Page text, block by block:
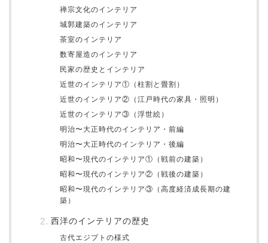
禅宗文化のインテリア
城郭建築のインテリア
茶室のインテリア
数寄屋造のインテリア
民家の歴史とインテリア
近世のインテリア①（柱割と畳割）
近世のインテリア②（江戸時代の家具・照明）
近世のインテリア③（浮世絵）
明治〜大正時代のインテリア・前編
明治〜大正時代のインテリア・後編
昭和〜現代のインテリア①（戦前の建築）
昭和〜現代のインテリア②（戦後の建築）
昭和〜現代のインテリア③（高度経済成長期の建
築）
西洋のインテリアの歴史
古代エジプトの様式